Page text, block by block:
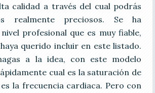
calidad a través del cual podrás
realmente preciosos. Se ha
profesional que es muy fiable,
querido incluir en este listado.
a la idea, con este modelo
cual es la saturación de
la frecuencia cardiaca. Pero con